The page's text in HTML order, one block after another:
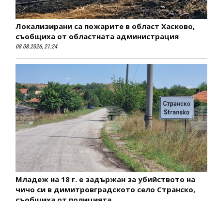
Локализирани са пожарите в област Хасково,
съобщиха от областната администрация
08.08.2026, 21:24
Младеж на 18 г. е задържан за убийството на
чичо си в димитровградското село Странско,